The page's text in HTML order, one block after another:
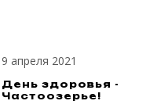
9 апреля 2021
День здоровья -
Частоозерье!